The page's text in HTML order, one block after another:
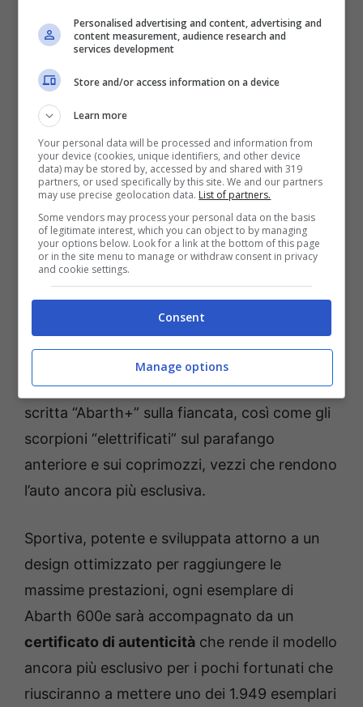
Stellantis impegnato in Formula E, sviluppati
in collaborazione con Hankook con profilo
ribassato e studiati per unire massima
aderenza e autonomia estesa.
Oltre ai dati tecnici sulla potenza del
powertrain, però, la nuova Abarth 600e ha
anche altre caratteristiche che richiamano il
suo DNA marcatamente sportivo. Come
assetto ribassato, le carreggiate allargate, il
nuovo paraurti con un ampio splitter e lo
spoiler posteriore. Oltre a cerchi da 20” e un
impianto frenante maggiorato.
Impossibile, poi, non notare la vistosa la
scritta “Abarth+” sulla fiancata, così come gli
scorpioni “elettrificati” sul parafango
anteriore e sui coprimozzi, vezzi che rendono
l’auto ancora più esclusiva.
Sportiva, potente e sviluppata attorno a un
design ottimizzato per raggiungere le
massime prestazioni, ogni esemplare di
Abarth 600e sarà accompagnato da un
certificato di autenticità che rende il modello
ancora più esclusivo per i pochi fortunati che
riusciranno a mettere uno dei 1.949 esemplari
Personalised advertising and content, advertising and
content measurement, audience research and
services development
Store and/or access information on a device
Learn more
Your personal data will be processed and information from
your device (cookies, unique identifiers, and other device
data) may be stored by, accessed by and shared with 319
partners, or used specifically by this site. We and our partners
may use precise geolocation data. List of partners.
Some vendors may process your personal data on the basis
of legitimate interest, which you can object to by managing
your options below. Look for a link at the bottom of this page
or in the site menu to manage or withdraw consent in privacy
and cookie settings.
Consent
Manage options